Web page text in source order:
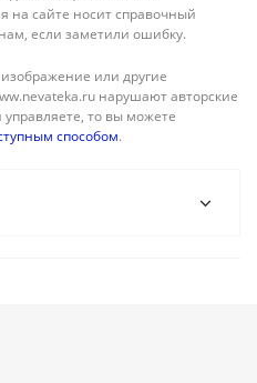
сайте носит справочный
если заметили ошибку.
или другие
нарушают авторские
то вы можете
способом.